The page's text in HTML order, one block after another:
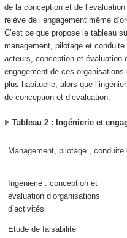
de la conception et de
relève de l’engagement même
C’est ce que propose le tableau
management, pilotage et
acteurs, conceptionet évaluation
engagementde ces organisations
plus habituelle, alors que
de conception et d’évaluation.
Tableau 2 : Ingénierie et
Management, pilotage , conduite
Ingénierie : conception et
évaluation d’organisations
d’activités
Etude de faisabilité